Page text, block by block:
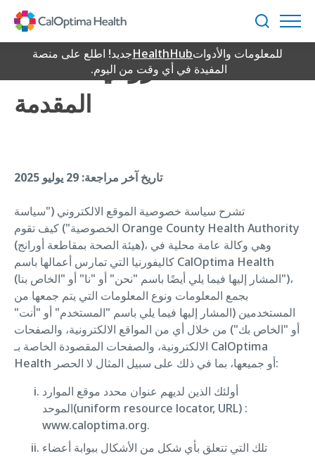
Content
بحث
جديد! اطلع على منصةHealthHubللمعلومات والأدوات
المفيدة في أي وقت من اليوم.
سياسة خصوصية الموقع
الالكتروني
المقدمة
تاريخ آخر مراجعة: 29 يوليو 2025
تشرح سياسة خصوصية الموقع الالكتروني ("سياسة
الخصوصية") كيف تقوم Orange County Health Authority
(هيئة الصحة بمقاطعة أورانج)، وهي وكالة عامة محلية في
كاليفورنيا التي تمارس أعمالها باسم CalOptima Health
(المشار إليها فيما يلي أيضًا باسم "نحن" أو "نا" أو "الخاص بنا")،
بجمع المعلومات ونوع المعلومات التي يتم جمعها من
المستخدمين (المشار إليها فيما يلي باسم "المستخدم" أو "أنت"
أو "الخاص بك") من خلال أي من المواقع الالكترونية، والصفحات
الالكترونية، والصفحات المقصودة الخاصة بـ CalOptima
Health أو جميعها، بما في ذلك على سبيل المثال لا الحصر:
أولئك الذين لديهم عنوان محدد موقع الموارد
الموحد(uniform resource locator, URL) :
www.caloptima.org.
تلك التي تتعلق بأي شكل من الأشكال ببوابة أعضاء